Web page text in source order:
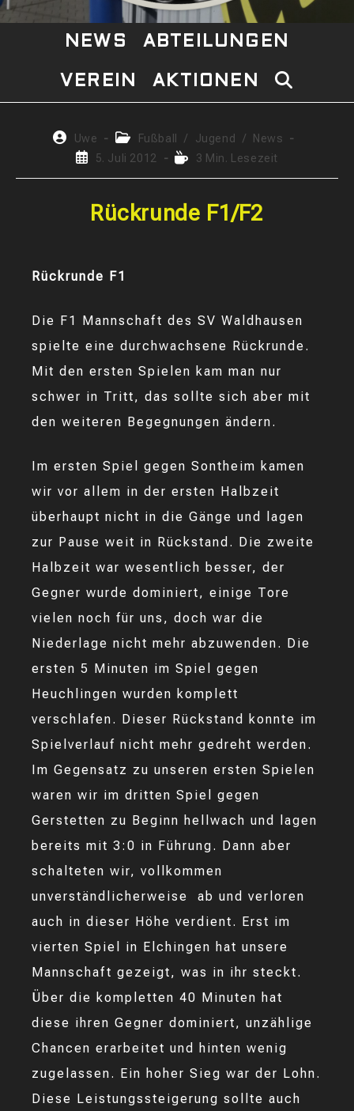
NEWS ABTEILUNGEN
VEREIN AKTIONEN WEBSITE-
Beitrags-
Autor:
Uwe
Beitrags-
Kategorie:
Fußball / Jugend /
News
Beitrag5. Juli 2012 Lesedauer:
3 Min. Lesezeit
Rückrunde F1/F2
Rückrunde F1
Die F1 Mannschaft des SV Waldhausen
spielte eine durchwachsene Rückrunde.
Mit den ersten Spielen kam man nur
schwer in Tritt, das sollte sich aber mit
den weiteren Begegnungen ändern.
Im ersten Spiel gegen Sontheim kamen
wir vor allem in der ersten Halbzeit
überhaupt nicht in die Gänge und lagen
zur Pause weit in Rückstand. Die zweite
Halbzeit war wesentlich besser, der
Gegner wurde dominiert, einige Tore
vielen noch für uns, doch war die
Niederlage nicht mehr abzuwenden. Die
ersten 5 Minuten im Spiel gegen
Heuchlingen wurden komplett
verschlafen. Dieser Rückstand konnte im
Spielverlauf nicht mehr gedreht werden.
Im Gegensatz zu unseren ersten Spielen
waren wir im dritten Spiel gegen
Gerstetten zu Beginn hellwach und lagen
bereits mit 3:0 in Führung. Dann aber
schalteten wir, vollkommen
unverständlicherweise ab und verloren
auch in dieser Höhe verdient. Erst im
vierten Spiel in Elchingen hat unsere
Mannschaft gezeigt, was in ihr steckt.
Über die kompletten 40 Minuten hat
diese ihren Gegner dominiert, unzählige
Chancen erarbeitet und hinten wenig
zugelassen. Ein hoher Sieg war der Lohn.
Diese Leistungssteigerung sollte auch